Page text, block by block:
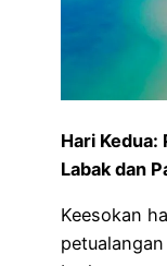
Hari Kedua:
Labak dan
Keesokan